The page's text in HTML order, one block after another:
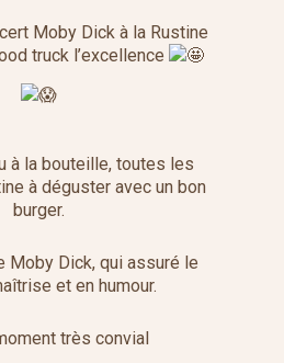
Moby Dick à la Rustine
truck l’excellence
à la bouteille, toutes les
à déguster avec un bon
burger.
Moby Dick, qui assuré le
et en humour.
très convial